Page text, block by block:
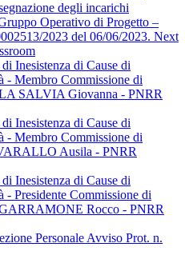
degli incarichi
Operativo di Progetto –
2023 del 06/06/2023. Next
Inesistenza di Cause di
- Membro Commissione di
SALVIA Giovanna - PNRR
Inesistenza di Cause di
- Membro Commissione di
Ausila - PNRR
Inesistenza di Cause di
- Presidente Commissione di
Rocco - PNRR
Personale Avviso Prot. n.